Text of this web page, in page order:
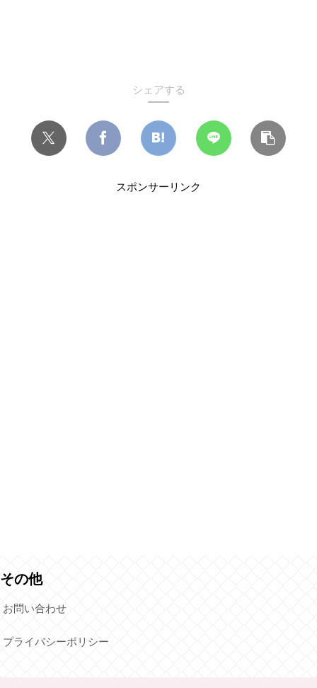
シェアする
スポンサーリンク
その他
お問い合わせ
プライバシーポリシー